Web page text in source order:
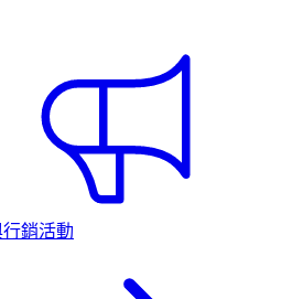
銷活動